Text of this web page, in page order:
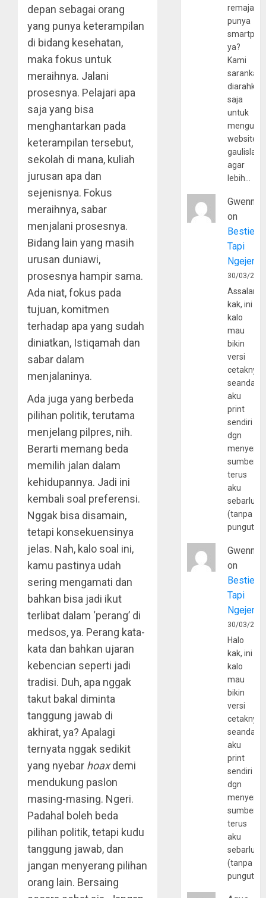
depan sebagai orang
yang punya keterampilan
di bidang kesehatan,
maka fokus untuk
meraihnya. Jalani
prosesnya. Pelajari apa
saja yang bisa
menghantarkan pada
keterampilan tersebut,
sekolah di mana, kuliah
jurusan apa dan
sejenisnya. Fokus
meraihnya, sabar
menjalani prosesnya.
Bidang lain yang masih
urusan duniawi,
prosesnya hampir sama.
Ada niat, fokus pada
tujuan, komitmen
terhadap apa yang sudah
diniatkan, Istiqamah dan
sabar dalam
menjalaninya.
Ada juga yang berbeda
pilihan politik, terutama
menjelang pilpres, nih.
Berarti memang beda
memilih jalan dalam
kehidupannya. Jadi ini
kembali soal preferensi.
Nggak bisa disamain,
tetapi konsekuensinya
jelas. Nah, kalo soal ini,
kamu pastinya udah
sering mengamati dan
bahkan bisa jadi ikut
terlibat dalam ‘perang’ di
medsos, ya. Perang kata-
kata dan bahkan ujaran
kebencian seperti jadi
tradisi. Duh, apa nggak
takut bakal diminta
tanggung jawab di
akhirat, ya? Apalagi
ternyata nggak sedikit
yang nyebar hoaxdemi
mendukung paslon
masing-masing. Ngeri.
Padahal boleh beda
pilihan politik, tetapi kudu
tanggung jawab, dan
jangan menyerang pilihan
orang lain. Bersaing
remaja
punya
ya?
Kami
sarankan,
diarahkan
saja
untuk
website
agar
lebih…
Gwenny
on
Bestie
Tapi
30/03/
kak, ini
kalo
mau
bikin
versi
cetaknya
aku
print
sendiri
dgn
sumber
terus
aku
(tanpa
Gwenny
on
Bestie
Tapi
30/03/
Halo
kak, ini
kalo
mau
bikin
versi
cetaknya
aku
print
sendiri
dgn
sumber
terus
aku
(tanpa